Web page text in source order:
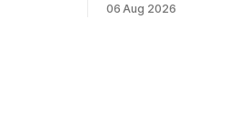
合作夥伴與隱私設定
06 Aug 2026